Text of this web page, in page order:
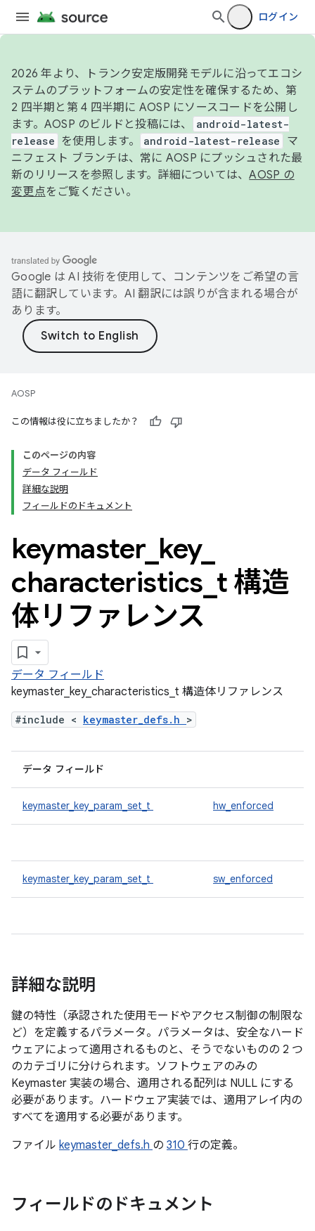
ログイン
2026 年より、トランク安定版開発モデルに沿ってエコシ
ステムのプラットフォームの安定性を確保するため、第
2 四半期と第 4 四半期に AOSP にソースコードを公開し
ます。AOSP のビルドと投稿には、
android-latest-
release
を使用します。 android-latest-release
マ
ニフェスト ブランチは、常に AOSP にプッシュされた最
新のリリースを参照します。詳細については、AOSP の
変更点をご覧ください。
Google は AI 技術を使用して、コンテンツをご希望の言
語に翻訳しています。AI 翻訳には誤りが含まれる場合が
あります。
AOSP
この情報は役に立ちましたか？
このページの内容
データ フィールド
詳細な説明
フィールドのドキュメント
keymaster_ key_
characteristics t 構造
体リファレンス
データ フィールド
keymaster_key_characteristics_t 構造体リファレンス
#include < keymaster_defs.h >
データ フィールド
keymaster_key_param_set_t hw_enforced
keymaster_key_param_set_t sw_enforced
詳細な説明
鍵の特性（承認された使用モードやアクセス制御の制限な
ど）を定義するパラメータ。パラメータは、安全なハード
ウェアによって適用されるものと、そうでないものの 2 つ
のカテゴリに分けられます。ソフトウェアのみの
Keymaster 実装の場合、適用される配列は NULL にする
必要があります。ハードウェア実装では、適用アレイ内の
すべてを適用する必要があります。
ファイル keymaster_defs.h の 310 行の定義。
フィールドのドキュメント